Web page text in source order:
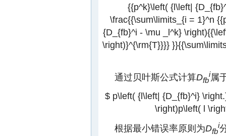
{{p^k}\left( {l\left|
\frac{{\sum\limits_{i = 1}^n
{D_{fb}^i - \mu _l^k}
\right)}^{\rm{T}}}}
通过贝叶斯公式计算Dfb
i属
$ p\left( {l\left| {D_{fb}^i}
\right)p\left( l
根据最小错误率原则为Dfb
i